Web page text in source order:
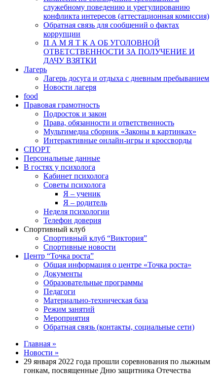
служебному поведению и урегулированию
конфликта интересов (аттестационная комиссия)
Обратная связь для сообщений о фактах
коррупции
П А М Я Т К А ОБ УГОЛОВНОЙ
ОТВЕТСТВЕННОСТИ ЗА ПОЛУЧЕНИЕ И
ДАЧУ ВЗЯТКИ
Лагерь
Лагерь досуга и отдыха с дневным пребыванием
Новости лагеря
food
Правовая грамотность
Подросток и закон
Права, обязанности и ответственность
Мультимедиа сборник «Законы в картинках»
Интерактивные онлайн-игры и кроссворды
СПОРТ
Персональные данные
В гостях у психолога
Кабинет психолога
Советы психолога
Я – ученик
Я – родитель
Неделя психологии
Телефон доверия
Спортивный клуб
Спортивный клуб “Виктория”
Спортивные новости
Центр “Точка роста”
Общая информация о центре «Точка роста»
Документы
Образовательные программы
Педагоги
Материально-техническая база
Режим занятий
Мероприятия
Обратная связь (контакты, социальные сети)
Главная »
Новости »
29 января 2022 года прошли соревнования по лыжным
гонкам, посвященные Дню защитника Отечества